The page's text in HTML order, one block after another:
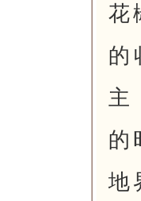
花
的
主
的
地